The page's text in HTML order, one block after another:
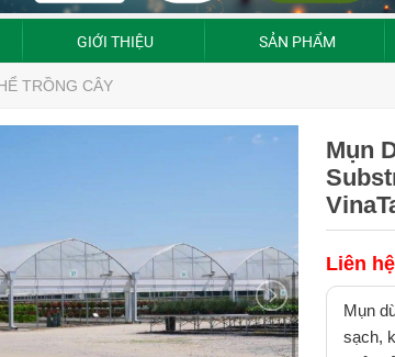
GIỚI THIỆU SẢN PHẨM
TRỒNG CÂY
Mụn
Liên hệ
Mụn
sạch,